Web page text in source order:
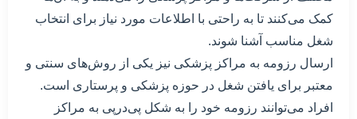
کمک می‌کنند تا به راحتی با اطلاعات مورد نیاز برای انتخاب
شغل مناسب آشنا شوند.
ارسال رزومه به مراکز پزشکی نیز یکی از روش‌های سنتی و
معتبر برای یافتن شغل در حوزه پزشکی و پرستاری است.
افراد می‌توانند رزومه خود را به شکل پی‌درپی به مراکز